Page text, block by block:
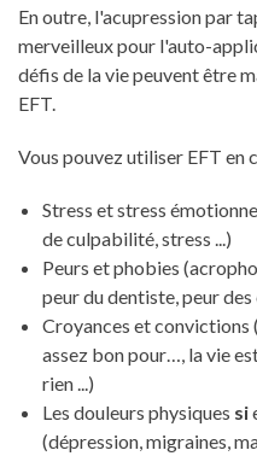
En outre, l'acupression par
merveilleux pour l'auto-
défis de la vie peuvent être
EFT.
Vous pouvez utiliser EFT en
Stress et stress
de culpabilité, stress ...)
Peurs et phobies
peur du dentiste, peur des
Croyances et convictions
assez bon pour…, la vie
rien ...)
Les douleurs physiques si
(dépression, migraines,